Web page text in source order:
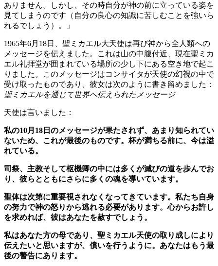
ありません。しかし、その時自分が神の前に立っている姿を
見てしまうのです（自分の良心の知識に苦しむことを強いら
れるでしょう）。」
1965年6月18日、聖ミカエル大天使は再び神から全人類への
メッセージを伝えました。これは山の中腹付近、現在聖ミカ
エル礼拝堂が囲まれている場所の少し下にある空き地で起こ
りました。このメッセージはコンサイタが天使の幻視の中で
受け取ったものであり、彼女は次のように書き留めました：
聖ミカエルを通じて世界へ伝えられたメッセージ
天使は言いました：
私の10月18日のメッセージが果たされず、あまり知られてい
ないため、これが最後のものです。杯が満ちる前に、今は溢
れている。
司祭、主教そして枢機卿の中には多くが滅びの道を歩んでお
り、彼らとともにさらに多くの魂を導いています。
聖体は次第に重要視されなくなってきています。私たち自身
の努力で神の怒りから逃れる必要があります。心からお許し
を求めれば、彼はあなたを赦すでしょう。
私はあなた方の母であり、聖ミカエル天使の取り成しにより
伝えたいと思いますが、償いを行うように。あなたはもう最
後の警告にあります。